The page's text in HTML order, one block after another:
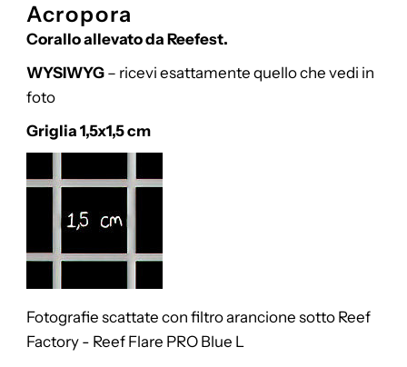
Acropora
Corallo allevato da Reefest.
WYSIWYG– ricevi esattamente quello che vedi in
foto
Griglia 1,5x1,5 cm
Fotografie scattate con filtro arancione sotto Reef
Factory - Reef Flare PRO Blue L